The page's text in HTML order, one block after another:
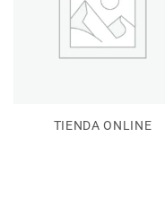
TIENDA ONLINE